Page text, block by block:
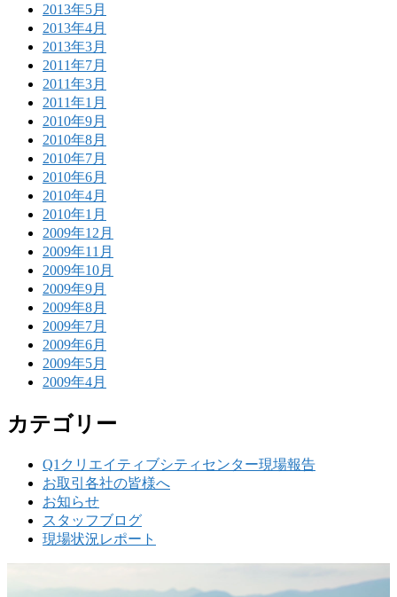
2013年5月
2013年4月
2013年3月
2011年7月
2011年3月
2011年1月
2010年9月
2010年8月
2010年7月
2010年6月
2010年4月
2010年1月
2009年12月
2009年11月
2009年10月
2009年9月
2009年8月
2009年7月
2009年6月
2009年5月
2009年4月
カテゴリー
Q1クリエイティブシティセンター現場報告
お取引各社の皆様へ
お知らせ
スタッフブログ
現場状況レポート